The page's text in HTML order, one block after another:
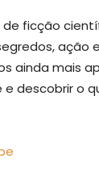
ficção
ação
ainda mais
descobrir o